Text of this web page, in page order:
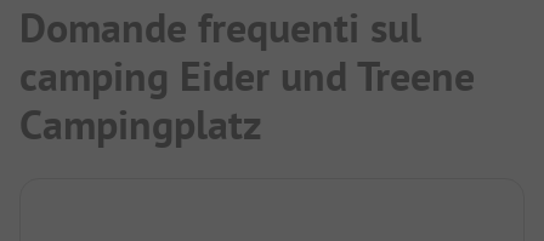
Domande frequenti sul
camping Eider und Treene
Campingplatz